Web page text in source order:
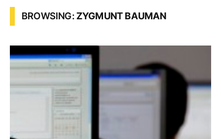
BROWSING:ZYGMUNT BAUMAN